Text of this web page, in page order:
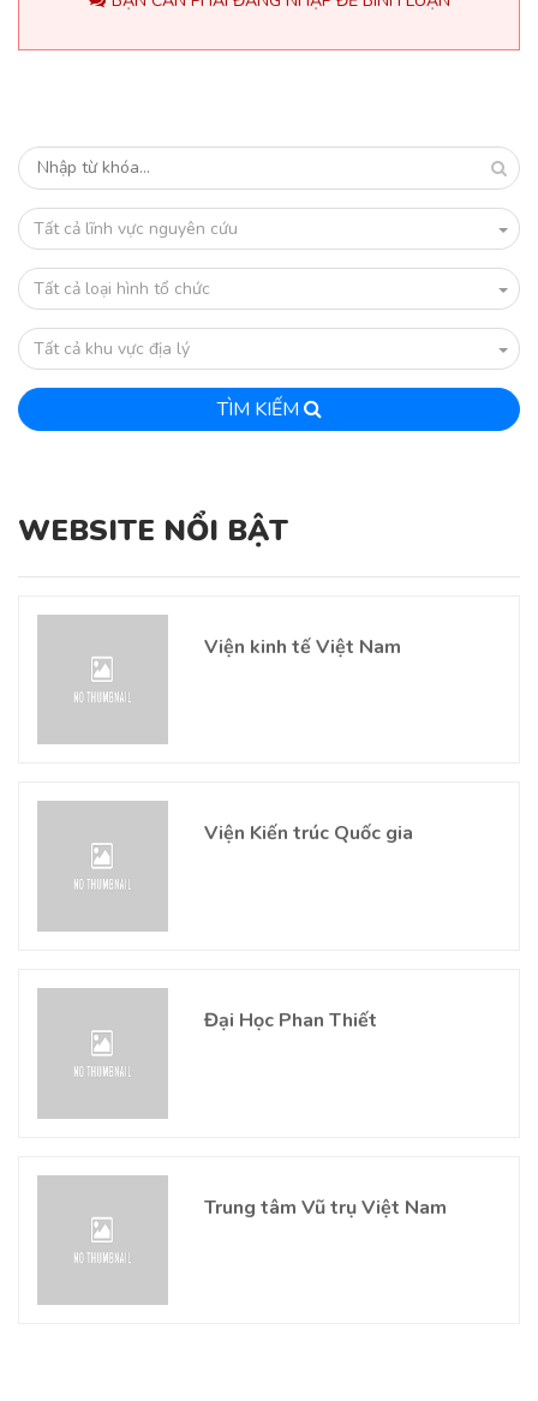
Tất cả lĩnh vực nguyên cứu
Tất cả loại hình tổ chức
Tất cả khu vực địa lý
TÌM KIẾM
WEBSITE NỔI BẬT
Viện kinh tế Việt Nam
Viện Kiến trúc Quốc gia
Đại Học Phan Thiết
Trung tâm Vũ trụ Việt Nam